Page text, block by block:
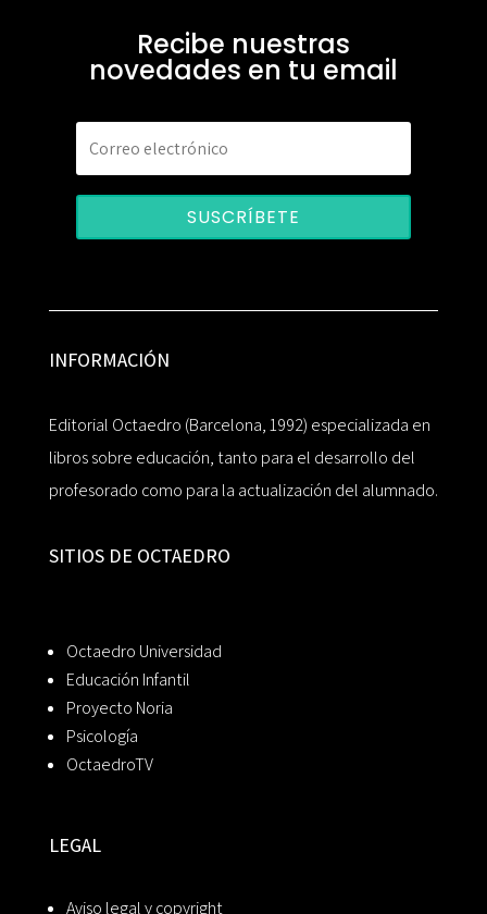
Recibe nuestras
novedades en tu email
SUSCRÍBETE
INFORMACIÓN
Editorial Octaedro (Barcelona, 1992) especializada en
libros sobre educación, tanto para el desarrollo del
profesorado como para la actualización del alumnado.
SITIOS DE OCTAEDRO
Octaedro Universidad
Educación Infantil
Proyecto Noria
Psicología
OctaedroTV
LEGAL
Aviso legal y copyright